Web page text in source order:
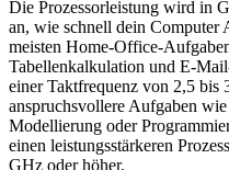
Die Prozessorleistung wird in
an, wie schnell dein Computer
meisten Home-Office-
Tabellenkalkulation und E-
einer Taktfrequenz von 2,5 bis
anspruchsvollere Aufgaben
Modellierung oder
einen leistungsstärkeren
GHz oder höher.